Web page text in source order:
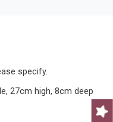
specify.
27cm high, 8cm deep